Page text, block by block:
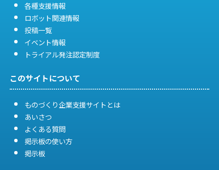
各種支援情報
ロボット関連情報
投稿一覧
イベント情報
トライアル発注認定制度
このサイトについて
ものづくり企業支援サイトとは
あいさつ
よくある質問
掲示板の使い方
掲示板